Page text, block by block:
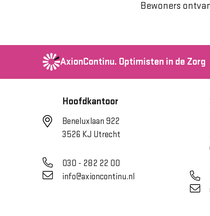
Bewoners
AxionContinu. Optimisten in de Zorg
Hoofdkantoor
Beneluxlaan 922
3526 KJ Utrecht
030 - 282 22 00
info@axioncontinu.nl